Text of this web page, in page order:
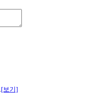
[보기]